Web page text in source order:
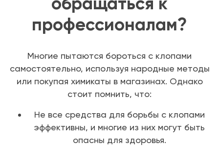
профессионалам?
Многие пытаются бороться с клопами
самостоятельно, используя народные методы
или покупая химикаты в магазинах. Однако
стоит помнить, что:
Не все средства для борьбы с клопами
эффективны, и многие из них могут быть
опасны для здоровья.